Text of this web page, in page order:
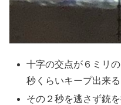
十字の交点が６ミリ
秒くらいキープ出来る
その２秒を逃さず銃